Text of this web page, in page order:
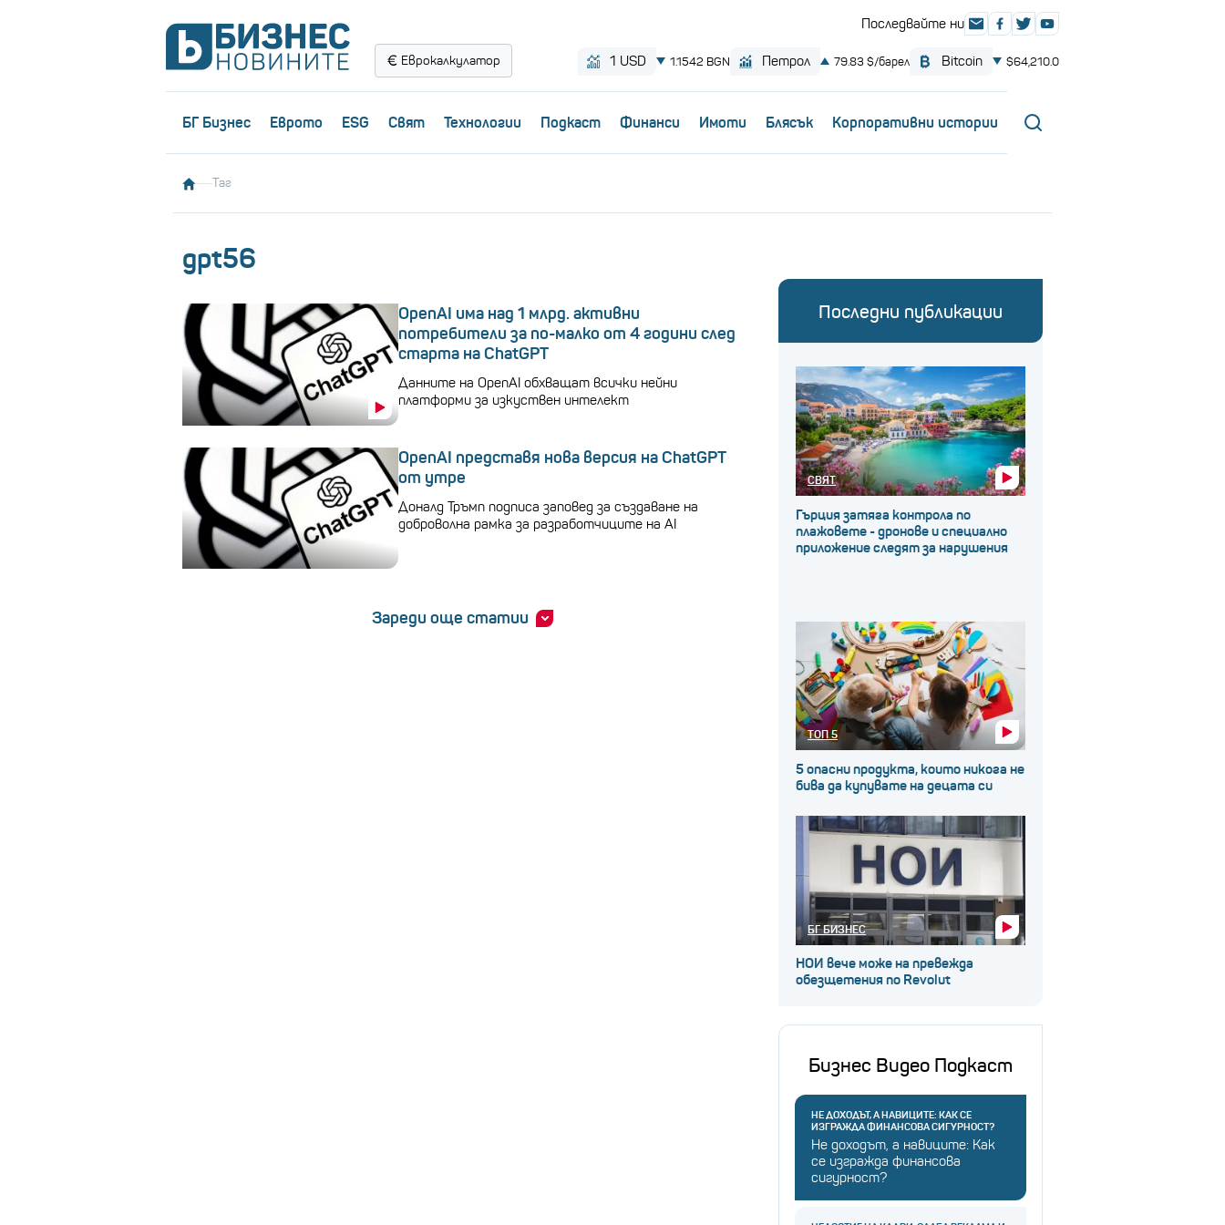
Еврокалкулатор
БГ Бизнес Еврото ESG Свят Технологии Пoдкаст Финанси Имоти Блясък Корпоративни истории
Таг
gpt56
OpenAI има над 1 млрд. активни
потребители за по-малко от 4 години след
старта на ChatGPT
Данните на OpenAI обхващат всички нейни
платформи за изкуствен интелект
OpenAI представя нова версия на ChatGPT
от утре
Доналд Тръмп подписа заповед за създаване на
доброволна рамка за разработчиците на AI
Зареди още статии
Последни публикации
СВЯТ
Гърция затяга контрола по
плажовете - дронове и специално
приложение следят за нарушения
ТОП 5
5 опасни продукта, които никога не
бива да купувате на децата си
БГ БИЗНЕС
НОИ вече може на превежда
обезщетения по Revolut
Бизнес Видео Подкаст
НЕ ДОХОДЪТ, А НАВИЦИТЕ: КАК СЕ
ИЗГРАЖДА ФИНАНСОВА СИГУРНОСТ?
Не доходът, а навиците: Как
се изгражда финансова
сигурност?